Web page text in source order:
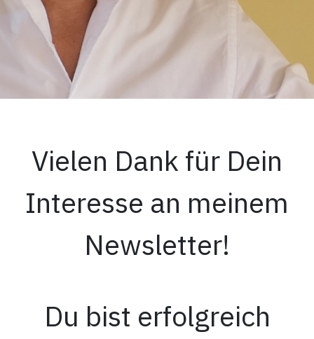
Vielen Dank für Dein
Interesse an meinem
Newsletter!
Du bist erfolgreich